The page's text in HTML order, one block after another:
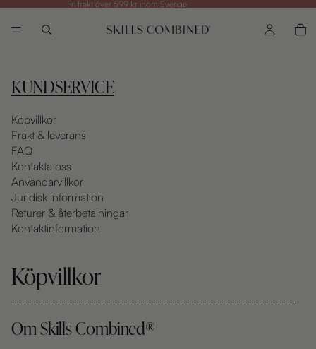
Fri frakt över 599 kr inom Sverige
KUNDSERVICE
Köpvillkor
Frakt & leverans
FAQ
Kontakta oss
Användarvillkor
Juridisk information
Returer & återbetalningar
Kontaktinformation
Köpvillkor
Om Skills Combined®